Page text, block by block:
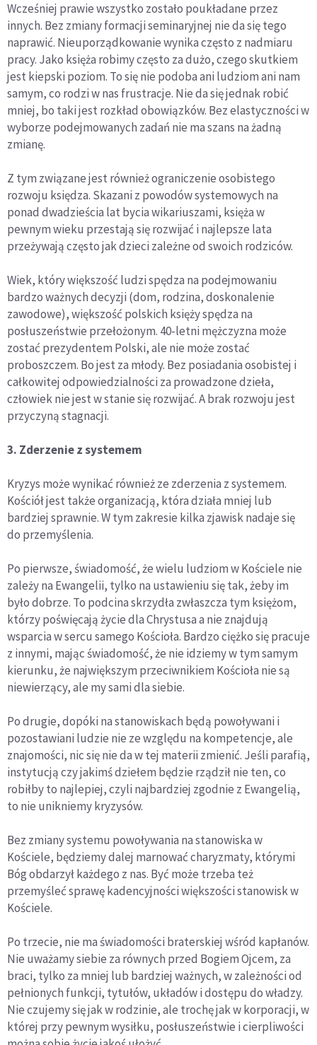
Wcześniej prawie wszystko zostało poukładane przez
innych. Bez zmiany formacji seminaryjnej nie da się tego
naprawić. Nieuporządkowanie wynika często z nadmiaru
pracy. Jako księża robimy często za dużo, czego skutkiem
jest kiepski poziom. To się nie podoba ani ludziom ani nam
samym, co rodzi w nas frustracje. Nie da się jednak robić
mniej, bo taki jest rozkład obowiązków. Bez elastyczności w
wyborze podejmowanych zadań nie ma szans na żadną
zmianę.
Z tym związane jest również ograniczenie osobistego
rozwoju księdza. Skazani z powodów systemowych na
ponad dwadzieścia lat bycia wikariuszami, księża w
pewnym wieku przestają się rozwijać i najlepsze lata
przeżywają często jak dzieci zależne od swoich rodziców.
Wiek, który większość ludzi spędza na podejmowaniu
bardzo ważnych decyzji (dom, rodzina, doskonalenie
zawodowe), większość polskich księży spędza na
posłuszeństwie przełożonym. 40-letni mężczyzna może
zostać prezydentem Polski, ale nie może zostać
proboszczem. Bo jest za młody. Bez posiadania osobistej i
całkowitej odpowiedzialności za prowadzone dzieła,
człowiek nie jest w stanie się rozwijać. A brak rozwoju jest
przyczyną stagnacji.
3. Zderzenie z systemem
Kryzys może wynikać również ze zderzenia z systemem.
Kościół jest także organizacją, która działa mniej lub
bardziej sprawnie. W tym zakresie kilka zjawisk nadaje się
do przemyślenia.
Po pierwsze, świadomość, że wielu ludziom w Kościele nie
zależy na Ewangelii, tylko na ustawieniu się tak, żeby im
było dobrze. To podcina skrzydła zwłaszcza tym księżom,
którzy poświęcają życie dla Chrystusa a nie znajdują
wsparcia w sercu samego Kościoła. Bardzo ciężko się pracuje
z innymi, mając świadomość, że nie idziemy w tym samym
kierunku, że największym przeciwnikiem Kościoła nie są
niewierzący, ale my sami dla siebie.
Po drugie, dopóki na stanowiskach będą powoływani i
pozostawiani ludzie nie ze względu na kompetencje, ale
znajomości, nic się nie da w tej materii zmienić. Jeśli parafią,
instytucją czy jakimś dziełem będzie rządził nie ten, co
robiłby to najlepiej, czyli najbardziej zgodnie z Ewangelią,
to nie unikniemy kryzysów.
Bez zmiany systemu powoływania na stanowiska w
Kościele, będziemy dalej marnować charyzmaty, którymi
Bóg obdarzył każdego z nas. Być może trzeba też
przemyśleć sprawę kadencyjności większości stanowisk w
Kościele.
Po trzecie, nie ma świadomości braterskiej wśród kapłanów.
Nie uważamy siebie za równych przed Bogiem Ojcem, za
braci, tylko za mniej lub bardziej ważnych, w zależności od
pełnionych funkcji, tytułów, układów i dostępu do władzy.
Nie czujemy się jak w rodzinie, ale trochę jak w korporacji, w
której przy pewnym wysiłku, posłuszeństwie i cierpliwości